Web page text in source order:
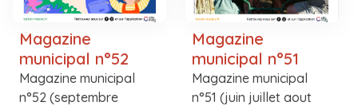
Magazine
municipal n°52
Magazine municipal
n°52 (septembre
Magazine
municipal n°51
Magazine municipal
n°51 (juin juillet aout